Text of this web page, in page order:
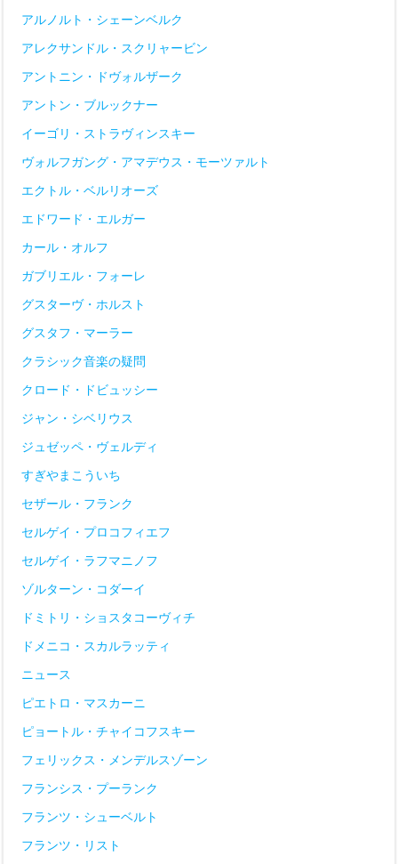
アルノルト・シェーンベルク
アレクサンドル・スクリャービン
アントニン・ドヴォルザーク
アントン・ブルックナー
イーゴリ・ストラヴィンスキー
ヴォルフガング・アマデウス・モーツァルト
エクトル・ベルリオーズ
エドワード・エルガー
カール・オルフ
ガブリエル・フォーレ
グスターヴ・ホルスト
グスタフ・マーラー
クラシック音楽の疑問
クロード・ドビュッシー
ジャン・シベリウス
ジュゼッペ・ヴェルディ
すぎやまこういち
セザール・フランク
セルゲイ・プロコフィエフ
セルゲイ・ラフマニノフ
ゾルターン・コダーイ
ドミトリ・ショスタコーヴィチ
ドメニコ・スカルラッティ
ニュース
ピエトロ・マスカーニ
ピョートル・チャイコフスキー
フェリックス・メンデルスゾーン
フランシス・プーランク
フランツ・シューベルト
フランツ・リスト